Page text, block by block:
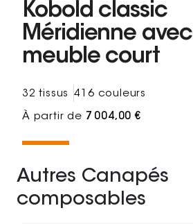
Kobold classic
Méridienne avec
meuble court
32 tissus 416 couleurs
À partir de 7 004,00 €
Autres Canapés
composables